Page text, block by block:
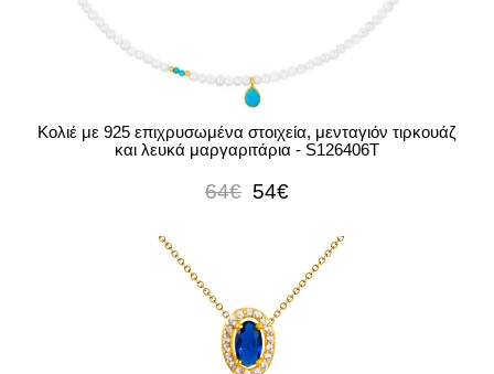
Κολιέ με 925 επιχρυσωμένα στοιχεία, μενταγιόν τιρκουάζ
και λευκά μαργαριτάρια - S126406T
64€ 54€